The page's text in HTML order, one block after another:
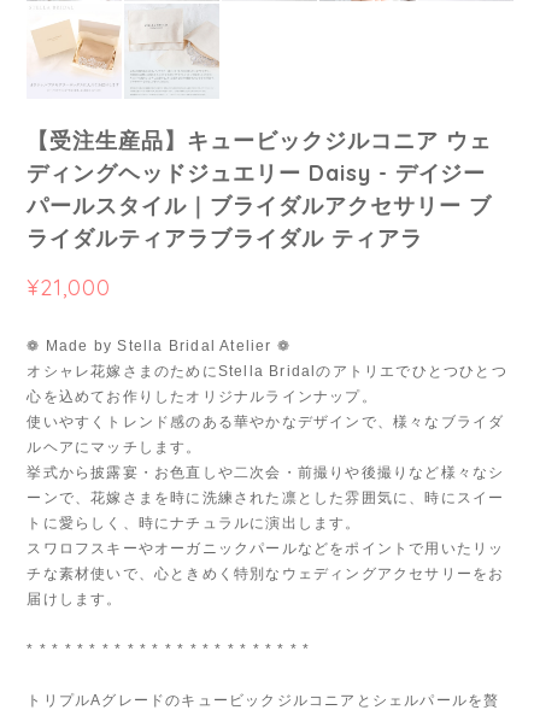
【受注生産品】キュービックジルコニア ウェ
ディングヘッドジュエリー Daisy - デイジー
パールスタイル｜ブライダルアクセサリー ブ
ライダルティアラブライダル ティアラ
¥21,000
❁ Made by Stella Bridal Atelier ❁
オシャレ花嫁さまのためにStella Bridalのアトリエでひとつひとつ
心を込めてお作りしたオリジナルラインナップ。
使いやすくトレンド感のある華やかなデザインで、様々なブライダ
ルヘアにマッチします。
挙式から披露宴・お色直しや二次会・前撮りや後撮りなど様々なシ
ーンで、花嫁さまを時に洗練された凛とした雰囲気に、時にスイー
トに愛らしく、時にナチュラルに演出します。
スワロフスキーやオーガニックパールなどをポイントで用いたリッ
チな素材使いで、心ときめく特別なウェディングアクセサリーをお
届けします。
* * * * * * * * * * * * * * * * * * * * * * *
トリプルAグレードのキュービックジルコニアとシェルパールを贅